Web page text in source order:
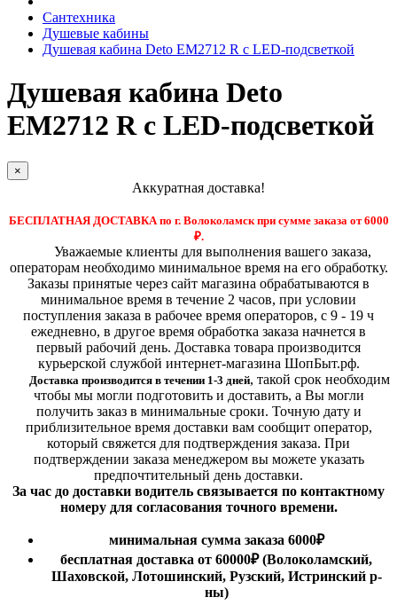
Сантехника
Душевые кабины
Душевая кабина Deto EM2712 R с LED-подсветкой
Душевая кабина Deto
EM2712 R с LED-подсветкой
×
Аккуратная доставка!
БЕСПЛАТНАЯ ДОСТАВКА по г. Волоколамск при сумме заказа от 6000
₽.
Уважаемые клиенты для выполнения вашего заказа,
операторам необходимо минимальное время на его обработку.
Заказы принятые через сайт магазина обрабатываются в
минимальное время в течение 2 часов, при условии
поступления заказа в рабочее время операторов, с 9 - 19 ч
ежедневно, в другое время обработка заказа начнется в
первый рабочий день. Доставка товара производится
курьерской службой интернет-магазина ШопБыт.рф.
Доставка производится в течении 1-3 дней, такой срок необходим
чтобы мы могли подготовить и доставить, а Вы могли
получить заказ в минимальные сроки. Точную дату и
приблизительное время доставки вам сообщит оператор,
который свяжется для подтверждения заказа. При
подтверждении заказа менеджером вы можете указать
предпочтительный день доставки.
За час до доставки водитель связывается по контактному
номеру для согласования точного времени.
минимальная сумма заказа 6000₽
бесплатная доставка от 60000₽ (Волоколамский,
Шаховской, Лотошинский, Рузский, Истринский р-
ны)